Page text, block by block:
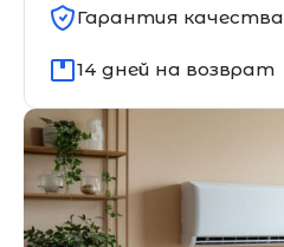
Гарантия качества
14 дней на возврат